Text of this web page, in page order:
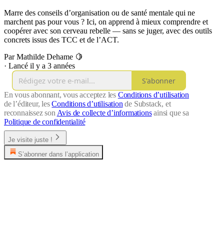
Marre des conseils d’organisation ou de santé mentale qui ne
marchent pas pour vous ? Ici, on apprend à mieux comprendre et
coopérer avec son cerveau rebelle — sans se juger, avec des outils
concrets issus des TCC et de l’ACT.
Par Mathilde Dehame 🍋
· Lancé il y a 3 années
S'abonner
En vous abonnant, vous acceptez les Conditions d’utilisation
de l’éditeur, lesConditions d’utilisationde Substack, et
reconnaissez sonAvis de collecte d’informationsainsi que sa
Politique de confidentialité
Je visite juste !
S’abonner dans l’application